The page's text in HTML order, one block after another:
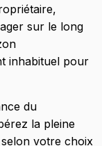
sur le long
inhabituel pour
du
la pleine
votre choix